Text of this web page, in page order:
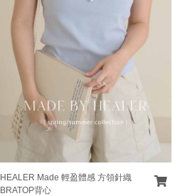
HEALER Made 輕盈體感 方領針織
BRATOP背心